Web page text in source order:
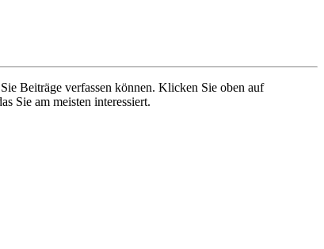
Beiträge verfassen können. Klicken Sie oben auf
Sie am meisten interessiert.